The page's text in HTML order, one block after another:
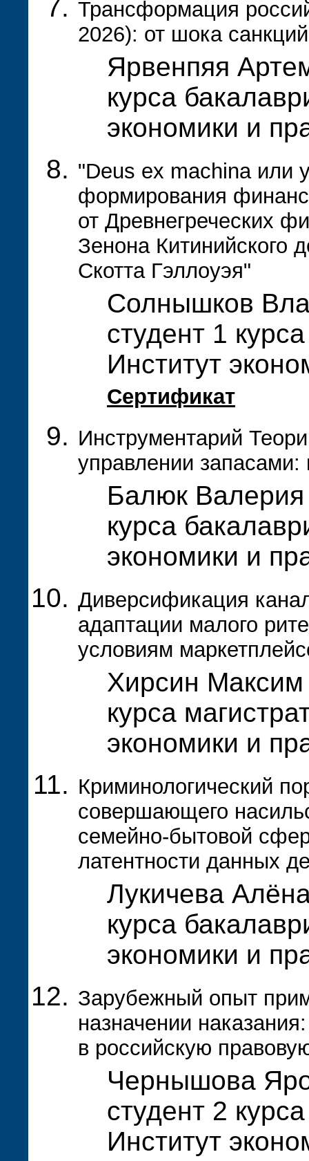
Трансформация
2026): от шока
Ярвенпяя
курса
экономики и
"Deus ex machina или
формирования
от Древнегреческих
Зенона Китинийского
Скотта Гэллоуэя"
Солнышков
студент 1
Институт
Сертификат
Инструментарий
управлении
Балюк Валерия
курса
экономики и
Диверсификация
адаптации малого
условиям
Хирсин Максим
курса
экономики и
Криминологический
совершающего
семейно-бытовой
латентности данных
Лукичева
курса
экономики и
Зарубежный опыт
назначении
в российскую
Чернышова
студент 2
Институт